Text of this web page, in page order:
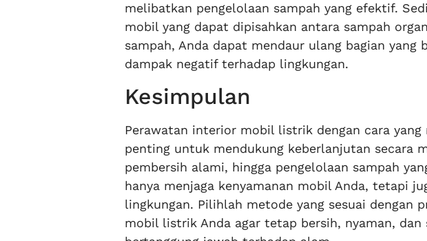
melibatkan pengelolaan sampah yang efektif.
mobil yang dapat dipisahkan antara sampah
sampah, Anda dapat mendaur ulang bagian yang
dampak negatif terhadap lingkungan.
Kesimpulan
Perawatan interior mobil listrik dengan cara
penting untuk mendukung keberlanjutan secara
pembersih alami, hingga pengelolaan sampah
hanya menjaga kenyamanan mobil Anda, tetapi
lingkungan. Pilihlah metode yang sesuai dengan
mobil listrik Anda agar tetap bersih, nyaman, dan